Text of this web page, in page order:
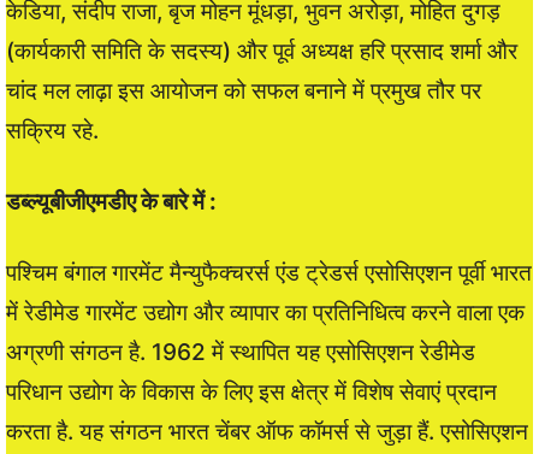
केडिया, संदीप राजा, बृज मोहन मूंधड़ा, भुवन अरोड़ा, मोहित दुगड़
(कार्यकारी समिति के सदस्य) और पूर्व अध्यक्ष हरि प्रसाद शर्मा और
चांद मल लाढ़ा इस आयोजन को सफल बनाने में प्रमुख तौर पर
सक्रिय रहे.
डब्ल्यूबीजीएमडीए के बारे में :
पश्चिम बंगाल गारमेंट मैन्युफैक्चरर्स एंड ट्रेडर्स एसोसिएशन पूर्वी भारत
में रेडीमेड गारमेंट उद्योग और व्यापार का प्रतिनिधित्व करने वाला एक
अग्रणी संगठन है. 1962 में स्थापित यह एसोसिएशन रेडीमेड
परिधान उद्योग के विकास के लिए इस क्षेत्र में विशेष सेवाएं प्रदान
करता है. यह संगठन भारत चेंबर ऑफ कॉमर्स से जुड़ा हैं. एसोसिएशन